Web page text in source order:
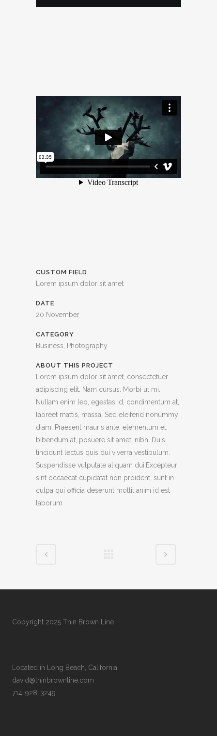
CUSTOM FIELD
Lorem ipsum dolor sit amet
DATE
20 November
CATEGORY
Business, Photography
ABOUT THIS PROJECT
Lorem ipsum dolor sit amet, consectetuer
adipiscing elit. Nam cursus. Morbi ut mi.
Nullam enim leo, egestas id, condimentum at,
laoreet mattis, massa. Sed eleifend nonummy
diam. Praesent mauris ante, elementum et,
bibendum at, posuere sit amet, nibh. Duis
tincidunt lectus quis dui viverra vestibulum.
Suspendisse vulputate aliquam dui.Excepteur
sint occaecat cupidatat non proident, sunt in
culpa qui officia deserunt mollit anim id est
laborum
Copyright 2025 Thin Brown Line
Located in Long Beach, California
david@thinbrownline.com
714-928-3249